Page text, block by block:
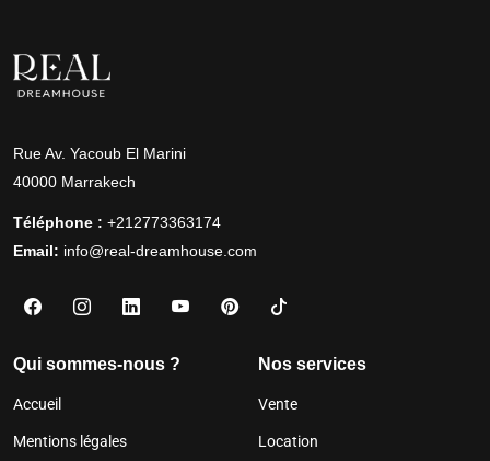
Rue Av. Yacoub El Marini
40000 Marrakech
Téléphone : +212773363174
Email: info@real-dreamhouse.com
Qui sommes-nous ?
Accueil
Mentions légales
Nos services
Vente
Location